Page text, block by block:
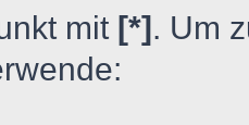
mit [*]. Um